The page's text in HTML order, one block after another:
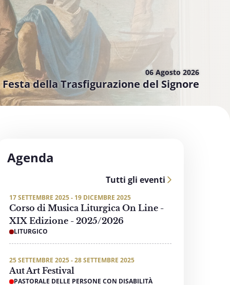
06 Agosto 2026
Festa della Trasfigurazione del Signore
Agenda
Tutti gli eventi
17 SETTEMBRE 2025 - 19 DICEMBRE 2025
Corso di Musica Liturgica On Line -
XIX Edizione - 2025/2026
LITURGICO
25 SETTEMBRE 2025 - 28 SETTEMBRE 2025
Aut Art Festival
PASTORALE DELLE PERSONE CON DISABILITÀ